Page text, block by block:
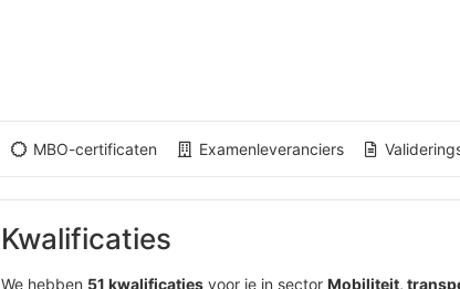
MBO-certificaten Examenleveranciers
Kwalificaties
We hebben 51 kwalificaties voor je in sector Mobiliteit,